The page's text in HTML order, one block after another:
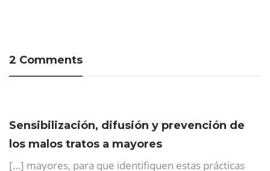
2 Comments
Sensibilización, difusión y prevención de
los malos tratos a mayores
[…] mayores, para que identifiquen estas prácticas